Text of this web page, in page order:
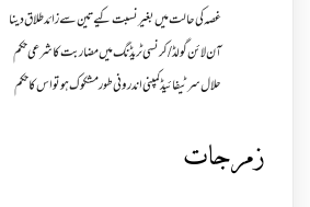
غصہ کی حالت میں بغیر نسبت کیے تین سے زائد طلاق دینا
آن لائن گولڈ /کرنسی ٹریڈنگ میں مضاربت کا شرعی حکم
حلال سرٹیفائیڈ کمپنی اندرونی طور مشکوک ہو تو اس کا حکم
زمرجات